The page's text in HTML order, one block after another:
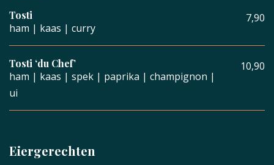
Tosti 7,90
ham | kaas | curry
Tosti ‘du Chef’ 10,90
ham | kaas | spek | paprika | champignon |
ui
Eiergerechten